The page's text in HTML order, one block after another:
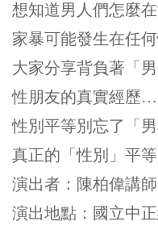
想知道男人們怎麼
家暴可能發生在任
大家分享背負著「
性朋友的真實經歷
性別平等別忘了「
真正的「性別」平
演出者：陳柏偉講師
演出地點：國立中